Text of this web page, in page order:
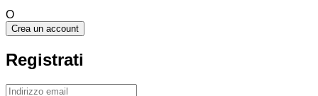
O
Crea un account
Registrati